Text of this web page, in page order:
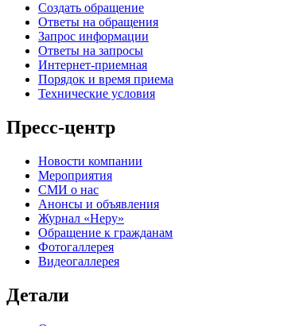
Создать обращение
Ответы на обращения
Запрос информации
Ответы на запросы
Интернет-приемная
Порядок и время приема
Технические условия
Пресс-центр
Новости компании
Мероприятия
СМИ о нас
Анонсы и объявления
Журнал «Неру»
Обращение к гражданам
Фотогаллерея
Видеогаллерея
Детали